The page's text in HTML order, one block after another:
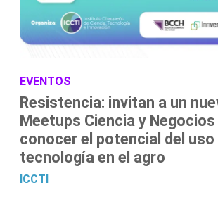
EVENTOS
Resistencia: invitan a un
Meetups Ciencia y Negocios
conocer el potencial del uso
tecnología en el agro
ICCTI